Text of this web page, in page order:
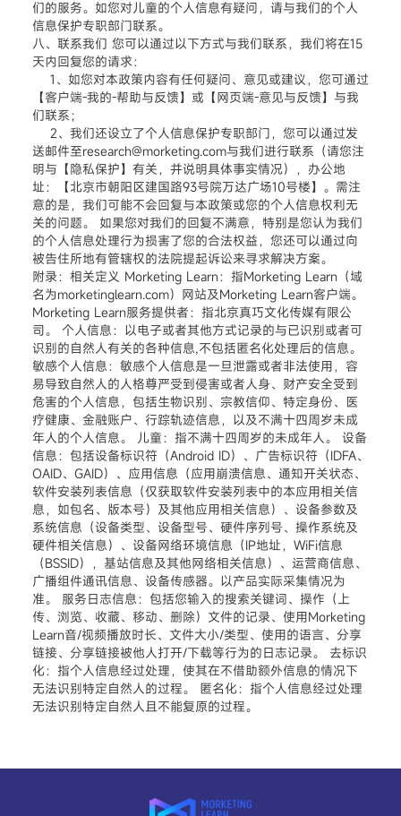
们的服务。如您对儿童的个人信息有疑问，请与我们的个人
信息保护专职部门联系。
八、联系我们 您可以通过以下方式与我们联系，我们将在15
天内回复您的请求：
1、如您对本政策内容有任何疑问、意见或建议，您可通过
【客户端-我的-帮助与反馈】或【网页端-意见与反馈】与我
们联系；
2、我们还设立了个人信息保护专职部门，您可以通过发
送邮件至research@morketing.com与我们进行联系（请您注
明与【隐私保护】有关，并说明具体事实情况），办公地
址：【北京市朝阳区建国路93号院万达广场10号楼】。需注
意的是，我们可能不会回复与本政策或您的个人信息权利无
关的问题。 如果您对我们的回复不满意，特别是您认为我们
的个人信息处理行为损害了您的合法权益，您还可以通过向
被告住所地有管辖权的法院提起诉讼来寻求解决方案。
附录：相关定义 Morketing Learn：指Morketing Learn（域
名为morketinglearn.com）网站及Morketing Learn客户端。
Morketing Learn服务提供者：指北京真巧文化传媒有限公
司。 个人信息：以电子或者其他方式记录的与已识别或者可
识别的自然人有关的各种信息,不包括匿名化处理后的信息。
敏感个人信息：敏感个人信息是一旦泄露或者非法使用，容
易导致自然人的人格尊严受到侵害或者人身、财产安全受到
危害的个人信息，包括生物识别、宗教信仰、特定身份、医
疗健康、金融账户、行踪轨迹信息，以及不满十四周岁未成
年人的个人信息。 儿童：指不满十四周岁的未成年人。 设备
信息：包括设备标识符（Android ID）、广告标识符（IDFA、
OAID、GAID）、应用信息（应用崩溃信息、通知开关状态、
软件安装列表信息（仅获取软件安装列表中的本应用相关信
息，如包名、版本号）及其他应用相关信息）、设备参数及
系统信息（设备类型、设备型号、硬件序列号、操作系统及
硬件相关信息）、设备网络环境信息（IP地址，WiFi信息
（BSSID），基站信息及其他网络相关信息）、运营商信息、
广播组件通讯信息、设备传感器。以产品实际采集情况为
准。 服务日志信息：包括您输入的搜索关键词、操作（上
传、浏览、收藏、移动、删除）文件的记录、使用Morketing
Learn音/视频播放时长、文件大小/类型、使用的语言、分享
链接、分享链接被他人打开/下载等行为的日志记录。 去标识
化：指个人信息经过处理，使其在不借助额外信息的情况下
无法识别特定自然人的过程。 匿名化：指个人信息经过处理
无法识别特定自然人且不能复原的过程。